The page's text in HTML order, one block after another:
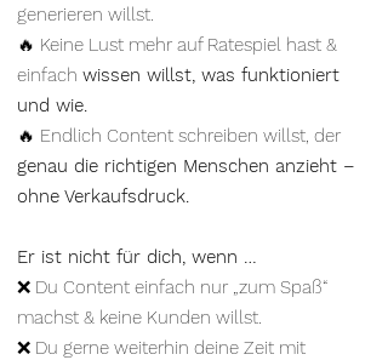
generieren willst.
🔥 Keine Lust mehr auf Ratespiel hast &
einfach wissen willst, was funktioniert
und wie.
🔥 Endlich Content schreiben willst, der
genau die richtigen Menschen anzieht –
ohne Verkaufsdruck.
Er ist nicht für dich, wenn …
❌ Du Content einfach nur „zum Spaß“
machst & keine Kunden willst.
❌ Du gerne weiterhin deine Zeit mit